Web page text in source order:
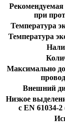
при
Температура
Температура
Максимально
Внешний
Низкое
с EN 61034-